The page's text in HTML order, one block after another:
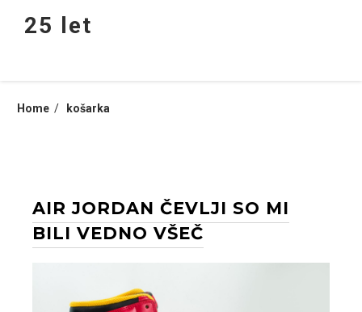
25 let
Home košarka
AIR JORDAN ČEVLJI SO MI
BILI VEDNO VŠEČ